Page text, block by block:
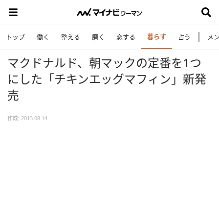
トップ 働く 整える 磨く 恋する 暮らす 占う メ
マクドナルド、朝マックの定番を1つ
にした「チキンエッグマフィン」新発
売
作成: 2013.08.14